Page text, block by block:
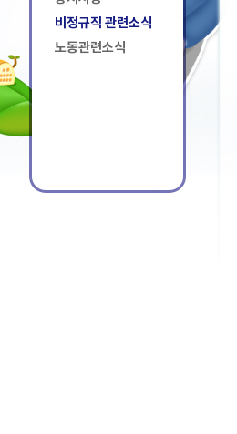
비정규직 관련소식
노동관련소식